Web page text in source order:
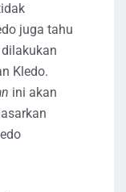
juga tahu
Kledo.
ini akan